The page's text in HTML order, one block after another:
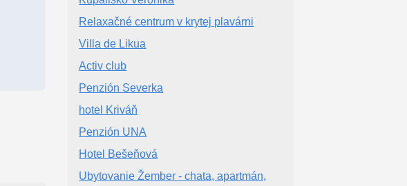
Relaxačné centrum v krytej plavárni
Villa de Likua
Activ club
Penzión Severka
hotel Kriváň
Penzión UNA
Hotel Bešeňová
Ubytovanie Žember - chata, apartmán,